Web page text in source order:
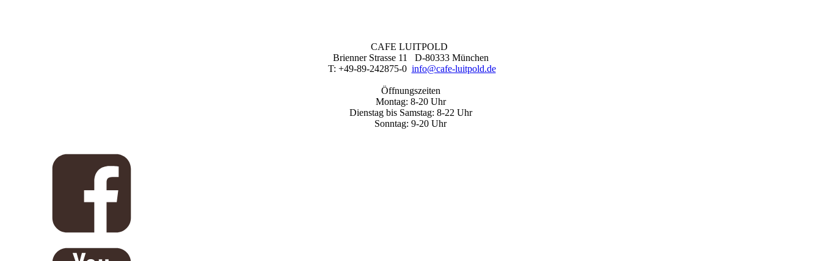
CAFE LUITPOLD
Brienner Strasse 11 D-80333 München
T: +49-89-242875-0 info@cafe-luitpold.de
Öffnungszeiten
Montag: 8-20 Uhr
Dienstag bis Samstag: 8-22 Uhr
Sonntag: 9-20 Uhr